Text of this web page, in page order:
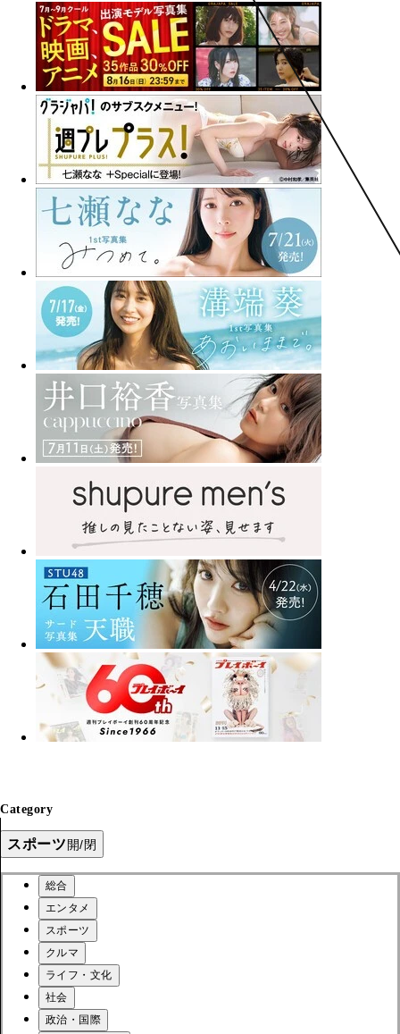
Category
スポーツ開/閉
総合
エンタメ
スポーツ
クルマ
ライフ・文化
社会
政治・国際